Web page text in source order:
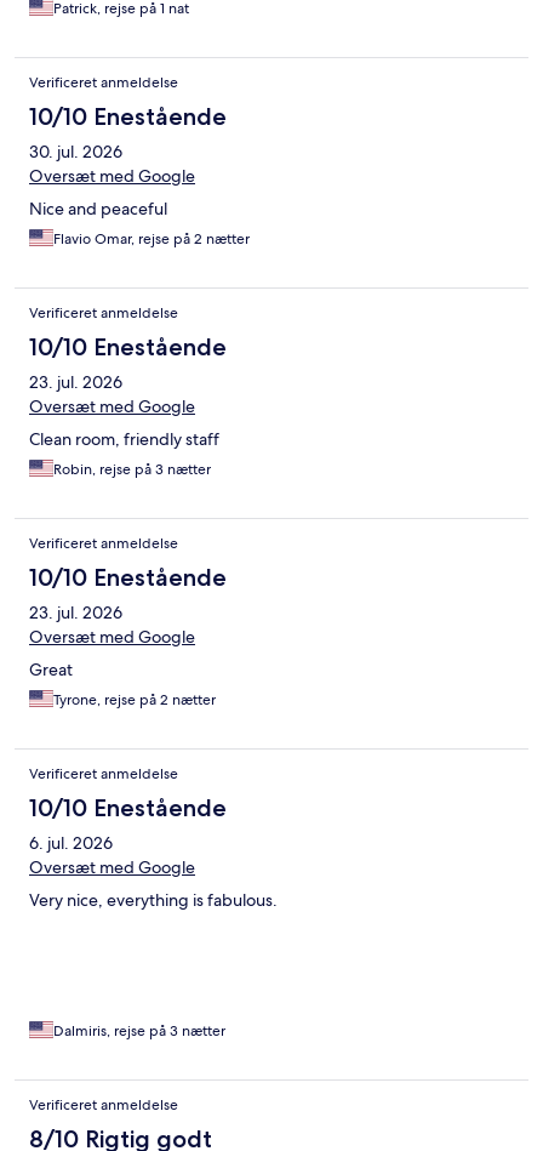
Patrick, rejse på 1 nat
Verificeret anmeldelse
10/10 Enestående
30. jul. 2026
Oversæt med Google
Nice and peaceful
Flavio Omar, rejse på 2 nætter
Verificeret anmeldelse
10/10 Enestående
23. jul. 2026
Oversæt med Google
Clean room, friendly staff
Robin, rejse på 3 nætter
Verificeret anmeldelse
10/10 Enestående
23. jul. 2026
Oversæt med Google
Great
Tyrone, rejse på 2 nætter
Verificeret anmeldelse
10/10 Enestående
6. jul. 2026
Oversæt med Google
Very nice, everything is fabulous.
Dalmiris, rejse på 3 nætter
Verificeret anmeldelse
8/10 Rigtig godt